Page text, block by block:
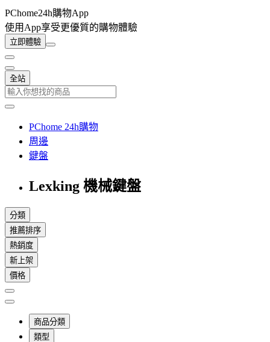
PChome24h購物App
使用App享受更優質的購物體驗
立即體驗
全站
PChome 24h購物
周邊
鍵盤
Lexking 機械鍵盤
分類
推薦排序
熱銷度
新上架
價格
商品分類
類型